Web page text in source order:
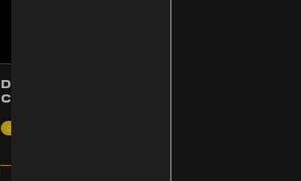
DRY FROZEN USA – 25%
CBD
25% CBD